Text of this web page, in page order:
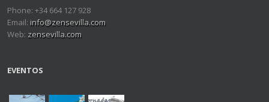
Phone: +34 664 127 928
Email: info@zensevilla.com
Web: zensevilla.com
EVENTOS